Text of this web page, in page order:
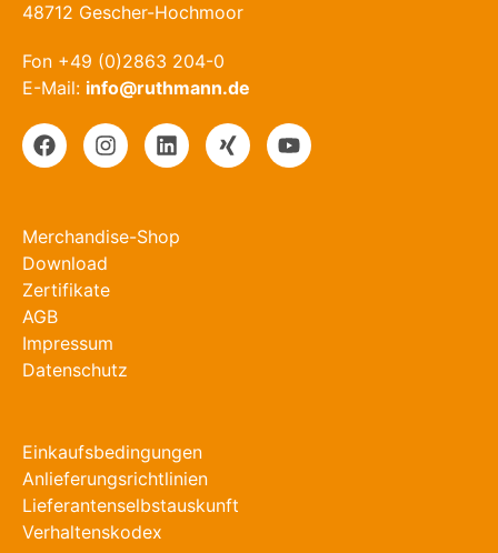
48712 Gescher-Hochmoor
Fon +49 (0)2863 204-0
E-Mail: info@ruthmann.de
Merchandise-Shop
Download
Zertifikate
AGB
Impressum
Datenschutz
Einkaufsbedingungen
Anlieferungsrichtlinien
Lieferantenselbstauskunft
Verhaltenskodex